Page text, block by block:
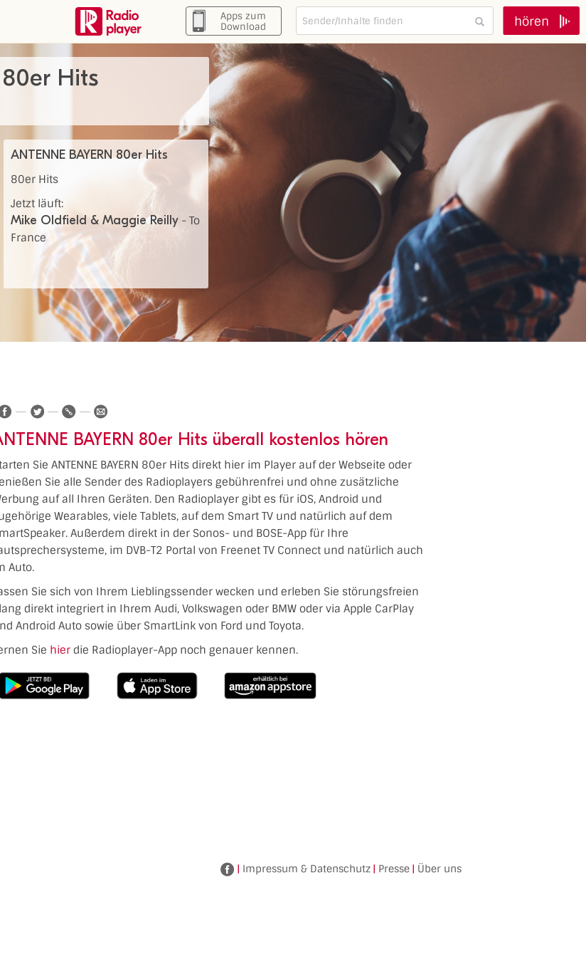
Apps zum
Download
hören
80er Hits
ANTENNE BAYERN 80er Hits
80er Hits
Jetzt läuft:
Mike Oldfield & Maggie Reilly - To
France
BAYERN 80er Hits überall kostenlos hören
Sie ANTENNE BAYERN 80er Hits direkt hier im Player auf der Webseite oder
Sie alle Sender des Radioplayers gebührenfrei und ohne zusätzliche
auf all Ihren Geräten. Den Radioplayer gibt es für iOS, Android und
Wearables, viele Tablets, auf dem Smart TV und natürlich auf dem
Außerdem direkt in der Sonos- und BOSE-App für Ihre
im DVB-T2 Portal von Freenet TV Connect und natürlich auch
Auto.
Sie sich von Ihrem Lieblingssender wecken und erleben Sie störungsfreien
direkt integriert in Ihrem Audi, Volkswagen oder BMW oder via Apple CarPlay
Android Auto sowie über SmartLink von Ford und Toyota.
Sie hier die Radioplayer-App noch genauer kennen.
Facebook
| Impressum & Datenschutz | Presse | Über uns